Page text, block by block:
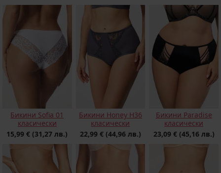
Бикини Sofia 01
класически
15,99 € (31,27 лв.)
Бикини Honey H36
класически
22,99 € (44,96 лв.)
Бикини Paradise
класически
23,09 € (45,16 лв.)